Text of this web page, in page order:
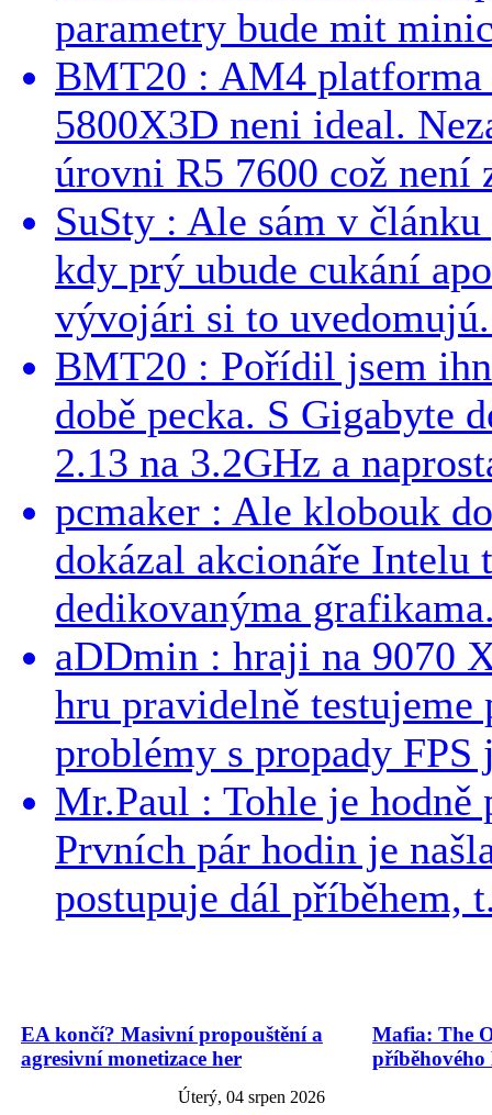
parametry bude mit
BMT20 : AM4 platforma
5800X3D neni ideal.
úrovni R5 7600 což není
SuSty : Ale sám v
kdy prý ubude cukání
vývojári si to
BMT20 : Pořídil jsem
době pecka. S Gigabyte
2.13 na 3.2GHz a
pcmaker : Ale klobouk
dokázal akcionáře Intelu
dedikovanýma
aDDmin : hraji na 9070
hru pravidelně testujeme
problémy s propady FPS
Mr.Paul : Tohle je hodně
Prvních pár hodin je
postupuje dál příběhem,
EA končí? Masivní propouštění a
agresivní monetizace her
Úterý, 04 srpen 2026
Mafia: The